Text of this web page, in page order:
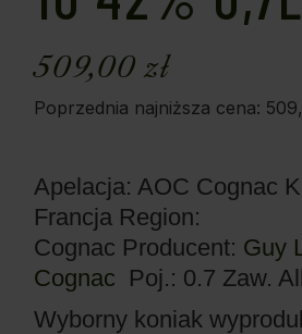
509,00zł
Poprzednia najniższa cena:
Apelacja: AOC Cognac
Francja Region:
Cognac Producent: Guy
Cognac Poj.: 0.7 Zaw.
Wyborny koniak